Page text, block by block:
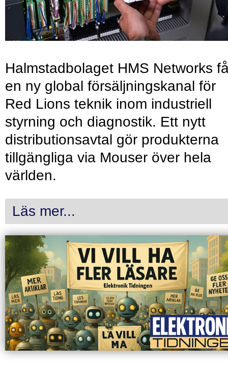
Halmstadbolaget HMS Networks
en ny global försäljningskanal för
Red Lions teknik inom industriell
styrning och diagnostik. Ett nytt
distributionsavtal gör produkterna
tillgängliga via Mouser över hela
världen.
Läs mer...